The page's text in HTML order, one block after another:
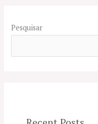
Pesquisar